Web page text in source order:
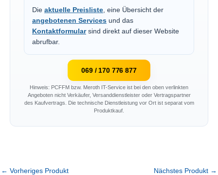
Die aktuelle Preisliste, eine Übersicht der
angebotenen Services und das
Kontaktformularsind direkt auf dieser Website
abrufbar.
069 / 170 776 877
Hinweis: PCFFM bzw. Meroth IT-Service ist bei den oben verlinkten
Angeboten nicht Verkäufer, Versanddienstleister oder Vertragspartner
des Kaufvertrags. Die technische Dienstleistung vor Ort ist separat vom
Produktkauf.
← Vorheriges Produkt Nächstes Produkt →